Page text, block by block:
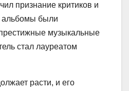
признание критиков и
альбомы были
музыкальные
стал лауреатом
расти, и его